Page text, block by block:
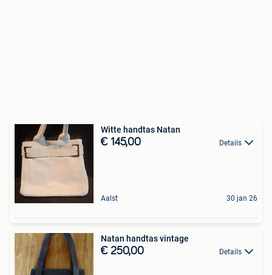
Witte handtas Natan
€ 145,00 Details
Aalst 30 jan 26
Natan handtas vintage
€ 250,00 Details